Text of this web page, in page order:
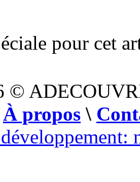
pour cet
©
À propos \